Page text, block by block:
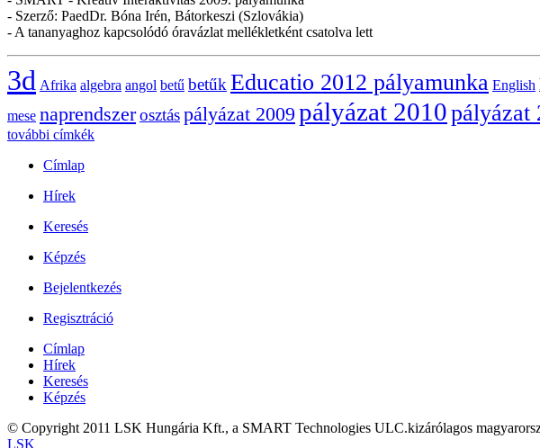
- Szerző: PaedDr. Bóna Irén, Bátorkeszi (Szlovákia)
- A tananyaghoz kapcsolódó óravázlat mellékletként csatolva lett
3d Afrika algebra angol betű betűk Educatio 2012 pályamunka English
mese naprendszerosztáspályázat 2009 pályázat 2010pályázat
további címkék
Címlap
Hírek
Keresés
Képzés
Bejelentkezés
Regisztráció
Címlap
Hírek
Keresés
Képzés
© Copyright 2011 LSK Hungária Kft., a SMART Technologies ULC.kizárólagos
LSK